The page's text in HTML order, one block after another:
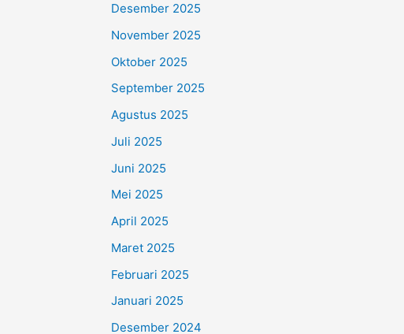
Desember 2025
November 2025
Oktober 2025
September 2025
Agustus 2025
Juli 2025
Juni 2025
Mei 2025
April 2025
Maret 2025
Februari 2025
Januari 2025
Desember 2024